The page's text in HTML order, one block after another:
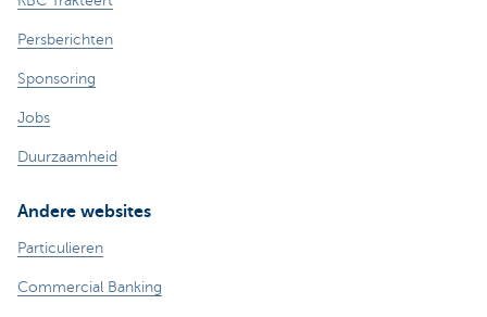
Persberichten
Sponsoring
Jobs
Duurzaamheid
Andere websites
Particulieren
Commercial Banking